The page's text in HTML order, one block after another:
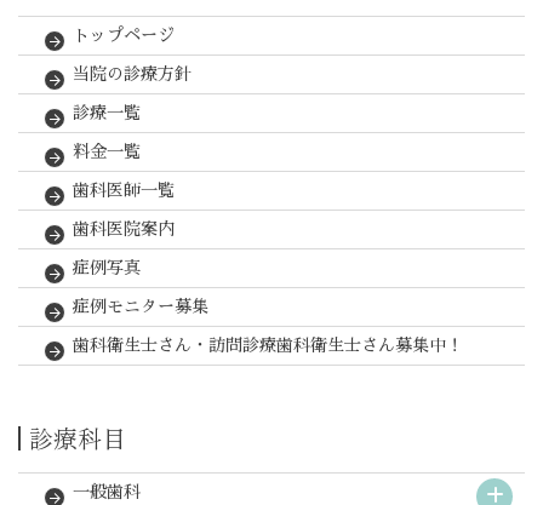
トップページ
当院の診療方針
診療一覧
料金一覧
歯科医師一覧
歯科医院案内
症例写真
症例モニター募集
歯科衛生士さん・訪問診療歯科衛生士さん募集中！
診療科目
一般歯科